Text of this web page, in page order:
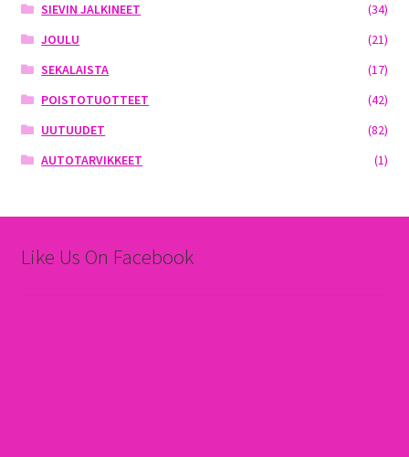
SIEVIN JALKINEET
(34)
JOULU
(21)
SEKALAISTA
(17)
POISTOTUOTTEET
(42)
UUTUUDET
(82)
AUTOTARVIKKEET
(1)
Like Us On Facebook